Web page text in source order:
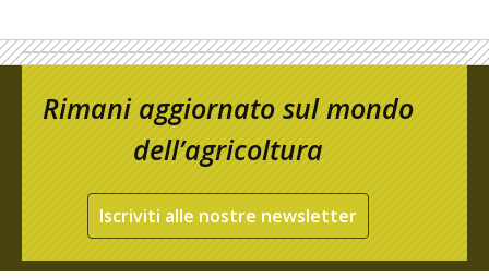
Rimani aggiornato sul mondo
dell’agricoltura
Iscriviti alle nostre newsletter